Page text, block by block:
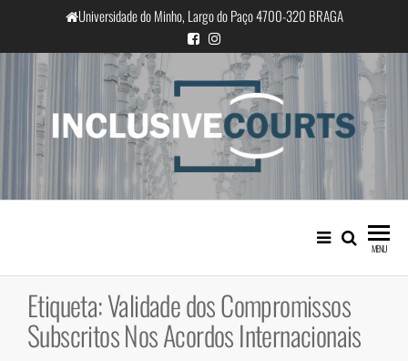
o
conteúdo
Universidade do Minho, Largo do Paço 4700-320 BRAGA
InclusiveCourts
Igualdade e diferença cultural na
prática judicial portuguesa
MENU
Etiqueta:Validade dos Compromissos
Subscritos Nos Acordos Internacionais